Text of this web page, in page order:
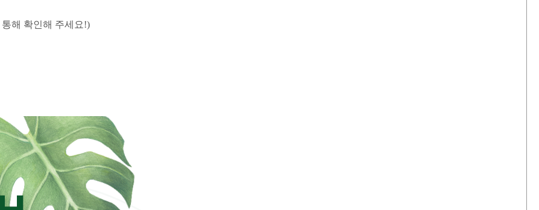
통해 확인해 주세요!)